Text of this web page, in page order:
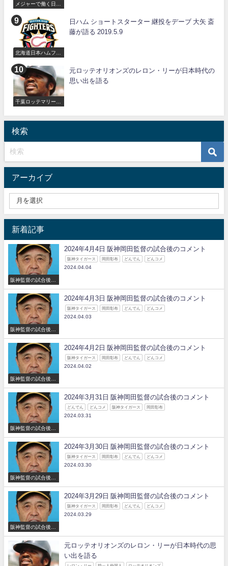
メジャーで働く日本
北海道日本ハムファ
日ハム ショートスターター 継投をデーブ 大矢 斎
藤が語る 2019.5.9
千葉ロッテマリーン
元ロッテオリオンズのレロン・リーが日本時代の
思い出を語る
検索
アーカイブ
新着記事
阪神監督の試合後の
コメント
2024年4月4日 阪神岡田監督の試合後のコメント
阪神タイガース 岡田彰布 どんでん どんコメ
2024.04.04
阪神監督の試合後の
コメント
2024年4月3日 阪神岡田監督の試合後のコメント
阪神タイガース 岡田彰布 どんでん どんコメ
2024.04.03
阪神監督の試合後の
コメント
2024年4月2日 阪神岡田監督の試合後のコメント
阪神タイガース 岡田彰布 どんでん どんコメ
2024.04.02
阪神監督の試合後の
コメント
2024年3月31日 阪神岡田監督の試合後のコメント
どんでん どんコメ 阪神タイガース 岡田彰布
2024.03.31
阪神監督の試合後の
コメント
2024年3月30日 阪神岡田監督の試合後のコメント
阪神タイガース 岡田彰布 どんでん どんコメ
2024.03.30
阪神監督の試合後の
コメント
2024年3月29日 阪神岡田監督の試合後のコメント
阪神タイガース 岡田彰布 どんでん どんコメ
2024.03.29
元ロッテオリオンズのレロン・リーが日本時代の思
い出を語る